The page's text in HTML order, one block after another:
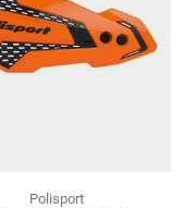
Polisport